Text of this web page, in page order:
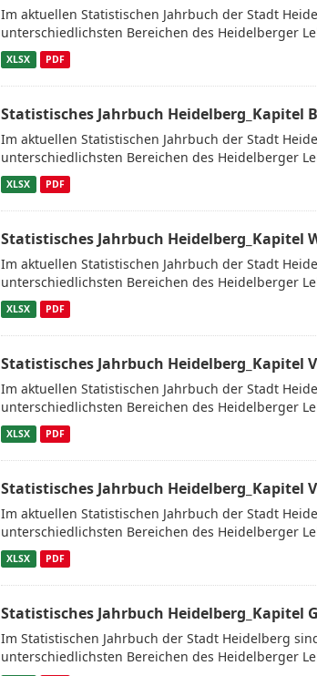
Im aktuellen Statistischen Jahrbuch der Stadt
unterschiedlichsten Bereichen des Heidelberger
XLSX PDF
Statistisches Jahrbuch Heidelberg_Kapitel
Im aktuellen Statistischen Jahrbuch der Stadt
unterschiedlichsten Bereichen des Heidelberger
XLSX PDF
Statistisches Jahrbuch Heidelberg_Kapitel
Im aktuellen Statistischen Jahrbuch der Stadt
unterschiedlichsten Bereichen des Heidelberger
XLSX PDF
Statistisches Jahrbuch Heidelberg_Kapitel
Im aktuellen Statistischen Jahrbuch der Stadt
unterschiedlichsten Bereichen des Heidelberger
XLSX PDF
Statistisches Jahrbuch Heidelberg_Kapitel
Im aktuellen Statistischen Jahrbuch der Stadt
unterschiedlichsten Bereichen des Heidelberger
XLSX PDF
Statistisches Jahrbuch Heidelberg_Kapitel
Im Statistischen Jahrbuch der Stadt Heidelberg
unterschiedlichsten Bereichen des Heidelberger